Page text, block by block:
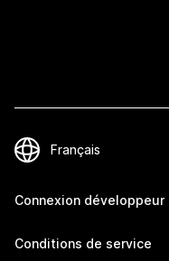
Connexion développeur
Conditions de service